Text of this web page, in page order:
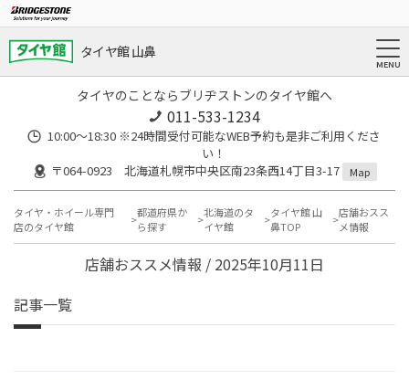
タイヤ館 山鼻
タイヤのことならブリヂストンのタイヤ館へ
011-533-1234
10:00～18:30 ※24時間受付可能なWEB予約も是非ご利用くださ
い！
〒064-0923 北海道札幌市中央区南23条西14丁目3-17
Map
タイヤ・ホイール専門
店のタイヤ館
都道府県か
ら探す
北海道のタ
イヤ館
タイヤ館 山
鼻TOP
店舗おスス
メ情報
店舗おススメ情報 / 2025年10月11日
記事一覧